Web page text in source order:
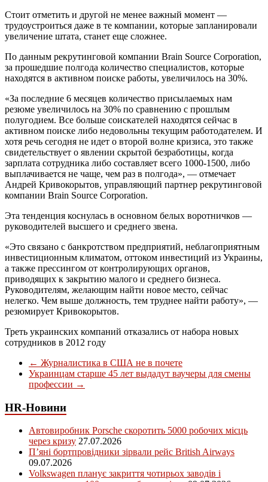
Стоит отметить и другой не менее важный момент —
трудоустроиться даже в те компании, которые запланировали
увеличение штата, станет еще сложнее.
По данным рекрутинговой компании Brain Source Corporation,
за прошедшие полгода количество специалистов, которые
находятся в активном поиске работы, увеличилось на 30%.
«За последние 6 месяцев количество присылаемых нам
резюме увеличилось на 30% по сравнению с прошлым
полугодием. Все больше соискателей находятся сейчас в
активном поиске либо недовольны текущим работодателем. И
хотя речь сегодня не идет о второй волне кризиса, это также
свидетельствует о явлении скрытой безработицы, когда
зарплата сотрудника либо составляет всего 1000-1500, либо
выплачивается не чаще, чем раз в полгода», — отмечает
Андрей Кривокорытов, управляющий партнер рекрутинговой
компании Brain Source Corporation.
Эта тенденция коснулась в основном белых воротничков —
руководителей высшего и среднего звена.
«Это связано с банкротством предприятий, неблагоприятным
инвестиционным климатом, оттоком инвестиций из Украины,
а также прессингом от контролирующих органов,
приводящих к закрытию малого и среднего бизнеса.
Руководителям, желающим найти новое место, сейчас
нелегко. Чем выше должность, тем труднее найти работу», —
резюмирует Кривокорытов.
Треть украинских компаний отказались от набора новых
сотрудников в 2012 году
← Журналистика в США не в почете
Украинцам старше 45 лет выдадут ваучеры для смены
профессии →
HR-Новини
Автовиробник Porsche скоротить 5000 робочих місць
через кризу 27.07.2026
П’яні бортпровідники зірвали рейс British Airways
09.07.2026
Volkswagen планує закриття чотирьох заводів і